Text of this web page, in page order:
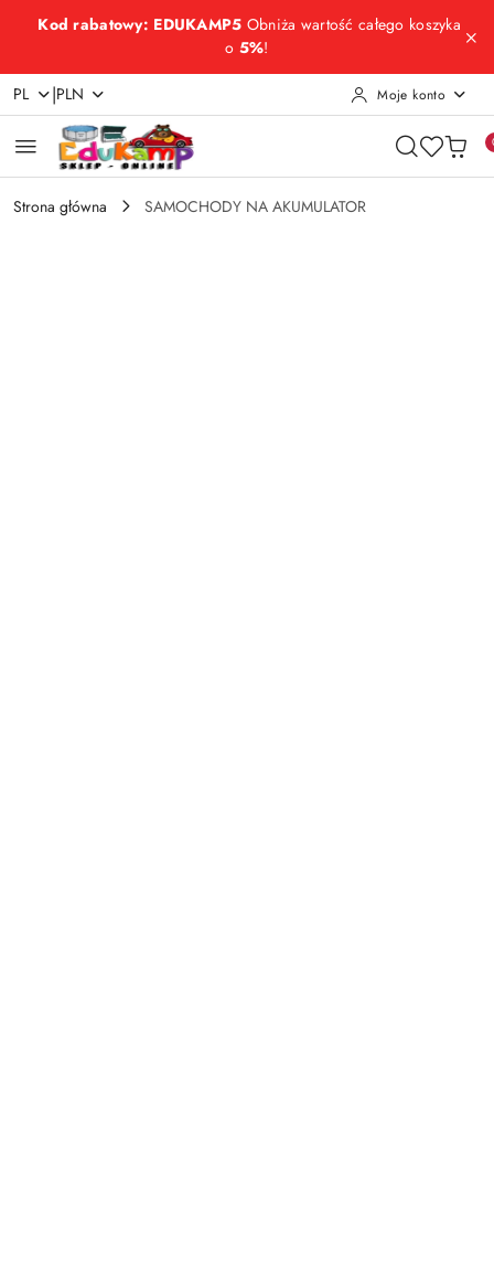
Przejdź do treści głównej
Przejdź do wyszukiwarki
Przejdź do moje konto
Przejdź do menu głównego
Przejdź do opisu produktu
Przejdź do stopki
Kod rabatowy: EDUKAMP5 Obniża wartość całego koszyka
o 5%!
PL |PLN Moje konto
Strona główna SAMOCHODY NA AKUMULATOR